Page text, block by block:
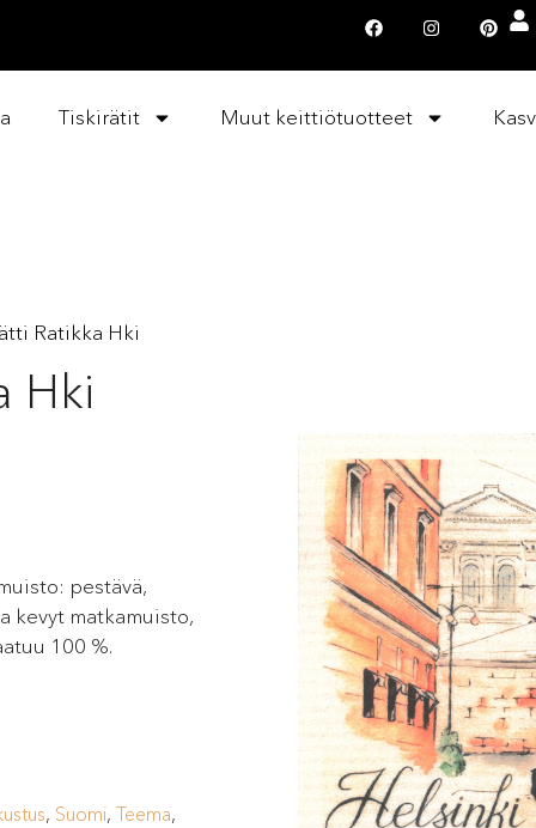
Tiskirätit Muut keittiötuotteet
Ratikka Hki
Hki
pestävä,
kevyt matkamuisto,
100 %.
, Suomi, Teema,